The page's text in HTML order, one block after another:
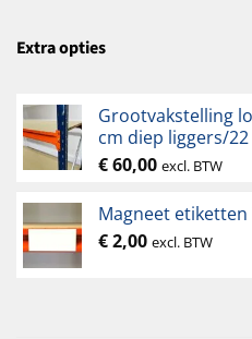
Extra opties
Grootvakstelling
cm diep liggers/
€60,00 excl. BTW
Magneet etiketten
€2,00 excl. BTW